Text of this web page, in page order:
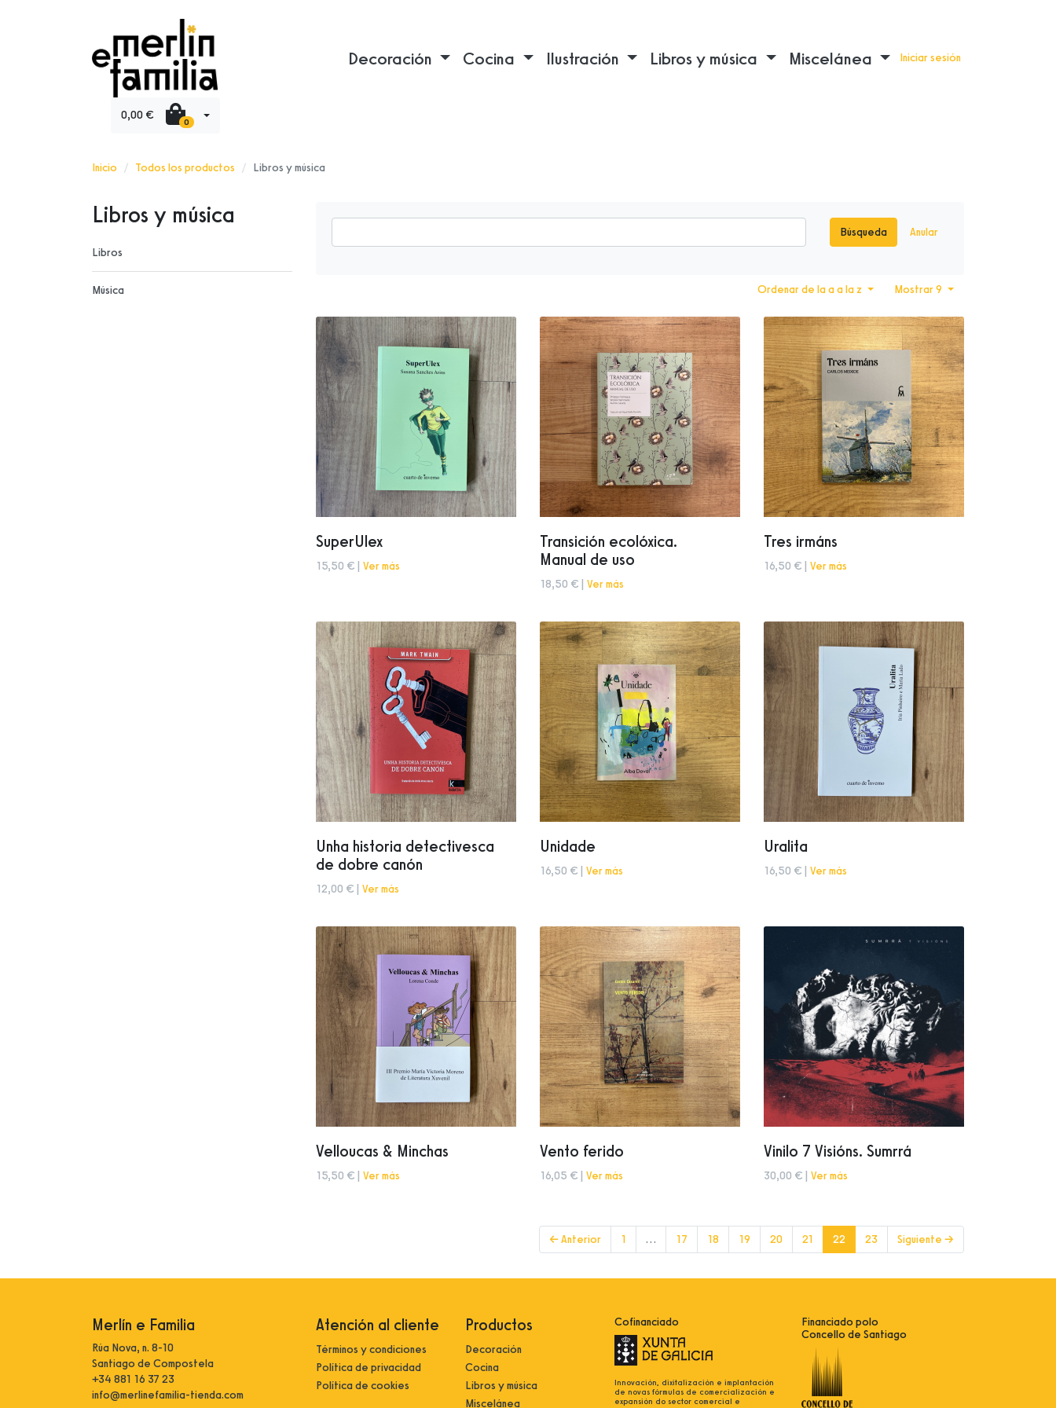
Decoración Cocina Ilustración Libros y música Miscelánea Iniciar sesión
0,00 € 0
Inicio Todos los productos Libros y música
Libros y música
Libros
Música
Búsqueda Anular
Mostrar 9
Ordenar de la a a la z
SuperUlex
15,50 € | Ver más
Transición ecolóxica.
Manual de uso
18,50 € | Ver más
Tres irmáns
16,50 € | Ver más
Unha historia detectivesca
de dobre canón
12,00 € | Ver más
Unidade
16,50 € | Ver más
Uralita
16,50 € | Ver más
Velloucas & Minchas
15,50 € | Ver más
Vento ferido
16,05 € | Ver más
Vinilo 7 Visións. Sumrrá
30,00 € | Ver más
← Anterior 1 … 17 18 19 20 21 22 (current)
23 Siguiente →
Merlín e Familia
Rúa Nova, n. 8-10
Santiago de Compostela
+34 881 16 37 23
info@merlinefamilia-tienda.com
Atención al cliente
Términos y condiciones
Política de privacidad
Política de cookies
Productos
Decoración
Cocina
Libros y música
Miscelánea
Cofinanciado
Innovación, dixitalización e implantación
de novas fórmulas de comercialización e
expansión do sector comercial e
Financiado polo
Concello de Santiago